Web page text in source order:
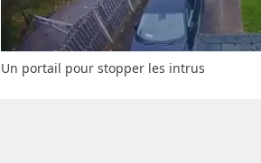
Un portail pour stopper les intrus